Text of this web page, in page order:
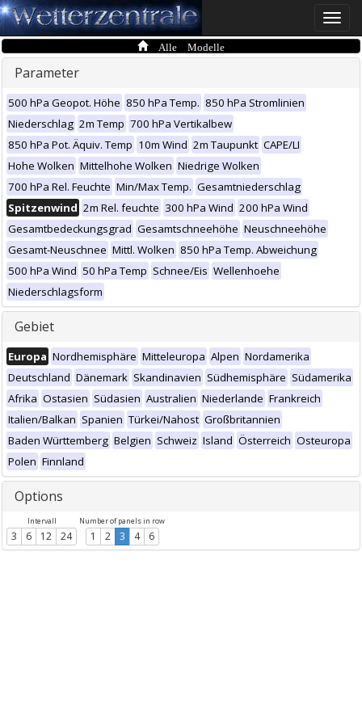
Toggle
Alle Modelle
Parameter
500 hPa Geopot. Höhe 850 hPa Temp. 850 hPa Stromlinien
Niederschlag 2m Temp 700 hPa Vertikalbew
850 hPa Pot. Äquiv. Temp 10m Wind 2m Taupunkt CAPE/LI
Hohe Wolken Mittelhohe Wolken Niedrige Wolken
700 hPa Rel. Feuchte Min/Max Temp. Gesamtniederschlag
Spitzenwind 2m Rel. feuchte 300 hPa Wind 200 hPa Wind
Gesamtbedeckungsgrad Gesamtschneehöhe Neuschneehöhe
Gesamt-Neuschnee Mittl. Wolken 850 hPa Temp. Abweichung
500 hPa Wind 50 hPa Temp Schnee/Eis Wellenhoehe
Niederschlagsform
Gebiet
Europa Nordhemisphäre Mitteleuropa Alpen Nordamerika
Deutschland Dänemark Skandinavien Südhemisphäre Südamerika
Afrika Ostasien Südasien Australien Niederlande Frankreich
Italien/Balkan Spanien Türkei/Nahost Großbritannien
Baden Württemberg Belgien Schweiz Island Österreich Osteuropa
Polen Finnland
Options
Intervall
3 6 12 24
Number of panels in row
1 2 3 4 6